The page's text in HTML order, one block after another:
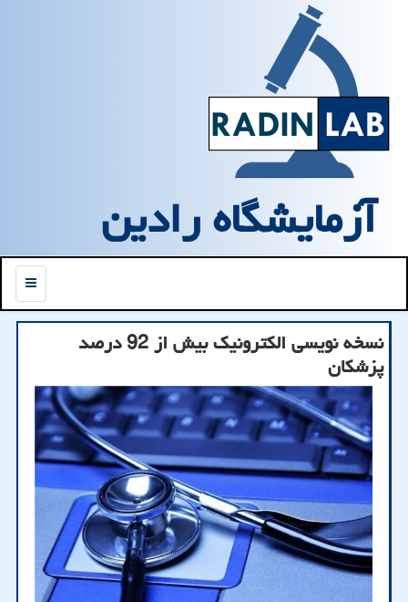
آزمایشگاه رادین
منو
نسخه نویسی الکترونیک بیش از 92 درصد
پزشکان